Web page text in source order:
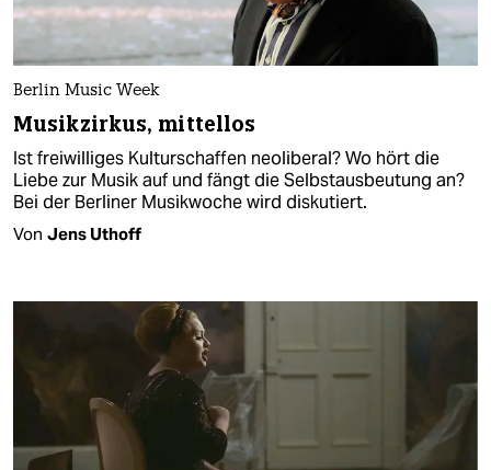
Berlin Music Week
Musikzirkus, mittellos
Ist freiwilliges Kulturschaffen neoliberal? Wo hört die
Liebe zur Musik auf und fängt die Selbstausbeutung an?
Bei der Berliner Musikwoche wird diskutiert.
Von Jens Uthoff